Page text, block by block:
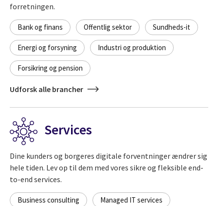
forretningen.
Bank og finans Offentlig sektor Sundheds-it
Energi og forsyning Industri og produktion
Forsikring og pension
Udforsk alle brancher
Services
Dine kunders og borgeres digitale forventninger ændrer sig
hele tiden. Lev op til dem med vores sikre og fleksible end-
to-end services.
Business consulting Managed IT services